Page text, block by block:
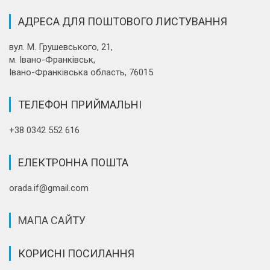
АДРЕСА ДЛЯ ПОШТОВОГО ЛИСТУВАННЯ
вул. М. Грушевського, 21,
м. Івано-Франківськ,
Івано-Франківська область, 76015
ТЕЛЕФОН ПРИЙМАЛЬНІ
+38 0342 552 616
ЕЛЕКТРОННА ПОШТА
orada.if@gmail.com
МАПА САЙТУ
КОРИСНІ ПОСИЛАННЯ